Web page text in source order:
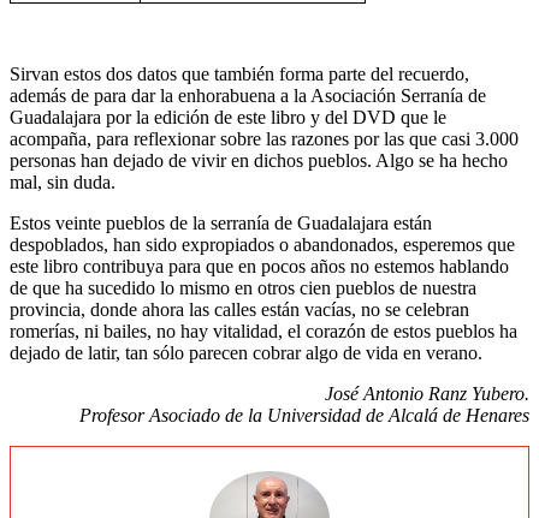
Sirvan estos dos datos que también forma parte del recuerdo,
además de para dar la enhorabuena a la Asociación Serranía de
Guadalajara por la edición de este libro y del DVD que le
acompaña, para reflexionar sobre las razones por las que casi 3.000
personas han dejado de vivir en dichos pueblos. Algo se ha hecho
mal, sin duda.
Estos veinte pueblos de la serranía de Guadalajara están
despoblados, han sido expropiados o abandonados, esperemos que
este libro contribuya para que en pocos años no estemos hablando
de que ha sucedido lo mismo en otros cien pueblos de nuestra
provincia, donde ahora las calles están vacías, no se celebran
romerías, ni bailes, no hay vitalidad, el corazón de estos pueblos ha
dejado de latir, tan sólo parecen cobrar algo de vida en verano.
José Antonio Ranz Yubero.
Profesor Asociado de la Universidad de Alcalá de Henares